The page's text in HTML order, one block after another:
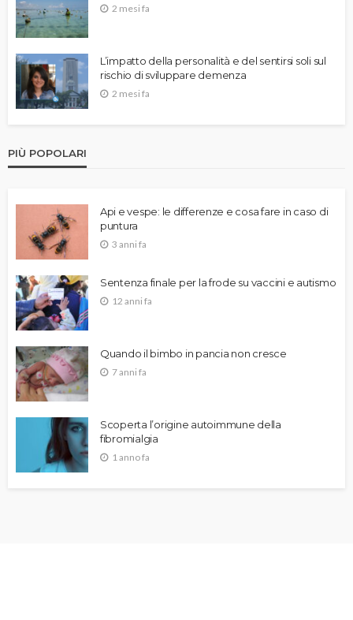
2 mesi fa
L’impatto della personalità e del sentirsi soli sul
rischio di sviluppare demenza
2 mesi fa
PIÙ POPOLARI
Api e vespe: le differenze e cosa fare in caso di
puntura
3 anni fa
Sentenza finale per la frode su vaccini e autismo
12 anni fa
Quando il bimbo in pancia non cresce
7 anni fa
Scoperta l’origine autoimmune della
fibromialgia
1 anno fa